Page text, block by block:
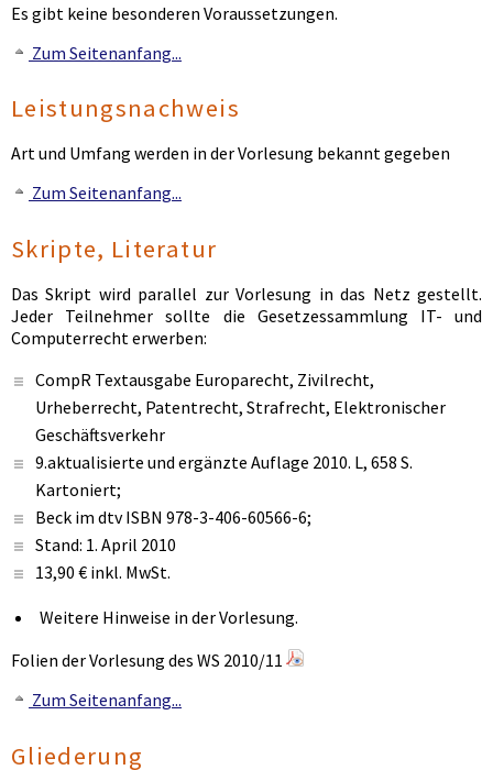
Es gibt keine besonderen Voraussetzungen.
Zum Seitenanfang...
Leistungsnachweis
Art und Umfang werden in der Vorlesung bekannt gegeben
Zum Seitenanfang...
Skripte, Literatur
Das Skript wird parallel zur Vorlesung in das Netz gestellt.
Jeder Teilnehmer sollte die Gesetzessammlung IT- und
Computerrecht erwerben:
CompR Textausgabe Europarecht, Zivilrecht,
Urheberrecht, Patentrecht, Strafrecht, Elektronischer
Geschäftsverkehr
9.aktualisierte und ergänzte Auflage 2010. L, 658 S.
Kartoniert;
Beck im dtv ISBN 978-3-406-60566-6;
Stand: 1. April 2010
13,90 € inkl. MwSt.
Weitere Hinweise in der Vorlesung.
Folien der Vorlesung des WS 2010/11
Zum Seitenanfang...
Gliederung